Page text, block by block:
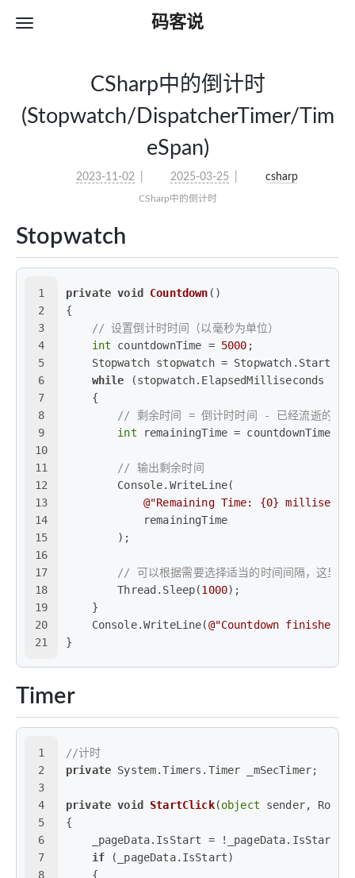
码客说
CSharp中的倒计时
(Stopwatch/DispatcherTimer/Tim
eSpan)
2023-11-02 2025-03-25 csharp
CSharp中的倒计时
Stopwatch
1
2
3
4
5
6
7
8
9
10
11
12
13
14
15
16
17
18
19
20
21
private void Countdown ()
{
// 设置倒计时时间（以毫秒为单位）
int countdownTime = 5000 ;
Stopwatch stopwatch =
while (stopwatch.ElapsedMilliseconds <
    {
// 剩余时间 = 倒计时时间 - 已经流逝的时间
int remainingTime = countdownTime -
// 输出剩余时间
        Console.WriteLine(
@"Remaining Time: {0}
            remainingTime
        );
// 可以根据需要选择适当的时间间隔，这里选
        Thread.Sleep(
1000);
    }
    Console.WriteLine(
@"Countdown finished!"
}
Timer
1
2
3
4
5
6
7
8
//计时
private System.Timers.Timer _mSecTimer;
private void StartClick(object sender,
{
    _pageData.IsStart = !_pageData.IsStart;
if (_pageData.IsStart)
    {